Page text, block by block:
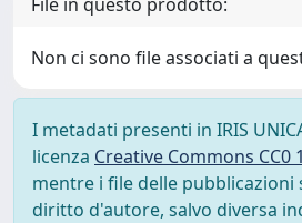
Non ci sono file associati a
I metadati presenti in IRIS
licenza Creative Commons CC0
mentre i file delle
diritto d'autore, salvo diversa